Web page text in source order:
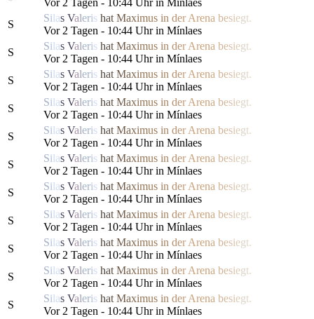
S
Silas Valeris hat Maximus in derArena besiegt.
Vor 2 Tagen - 10:44 Uhr in Mínlaes
S
Silas Valeris hat Maximus in derArena besiegt.
Vor 2 Tagen - 10:44 Uhr in Mínlaes
S
Silas Valeris hat Maximus in derArena besiegt.
Vor 2 Tagen - 10:44 Uhr in Mínlaes
S
Silas Valeris hat Maximus in derArena besiegt.
Vor 2 Tagen - 10:44 Uhr in Mínlaes
S
Silas Valeris hat Maximus in derArena besiegt.
Vor 2 Tagen - 10:44 Uhr in Mínlaes
S
Silas Valeris hat Maximus in derArena besiegt.
Vor 2 Tagen - 10:44 Uhr in Mínlaes
S
Silas Valeris hat Maximus in derArena besiegt.
Vor 2 Tagen - 10:44 Uhr in Mínlaes
S
Silas Valeris hat Maximus in derArena besiegt.
Vor 2 Tagen - 10:44 Uhr in Mínlaes
S
Silas Valeris hat Maximus in derArena besiegt.
Vor 2 Tagen - 10:44 Uhr in Mínlaes
S
Silas Valeris hat Maximus in derArena besiegt.
Vor 2 Tagen - 10:44 Uhr in Mínlaes
S
Silas Valeris hat Maximus in derArena besiegt.
Vor 2 Tagen - 10:44 Uhr in Mínlaes